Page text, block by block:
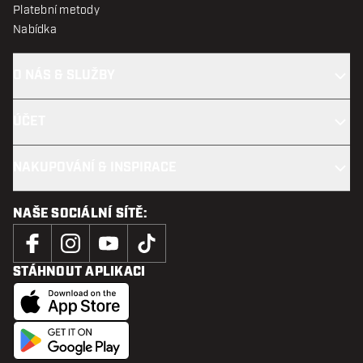
Platební metody
Nabídka
NAŠE SOCIÁLNÍ SÍTĚ:
STÁHNOUT APLIKACI